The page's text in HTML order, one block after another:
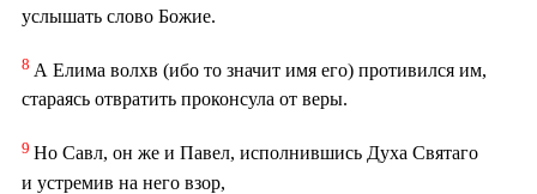
услышать слово Божие.
8 А Елима волхв (ибо то значит имя его) противился им,
стараясь отвратить проконсула от веры.
9 Но Савл, он же и Павел, исполнившись Духа Святаго
и устремив на него взор,